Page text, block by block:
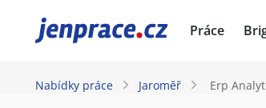
JenPráce.cz Práce
Nabídky práce Jaroměř Erp